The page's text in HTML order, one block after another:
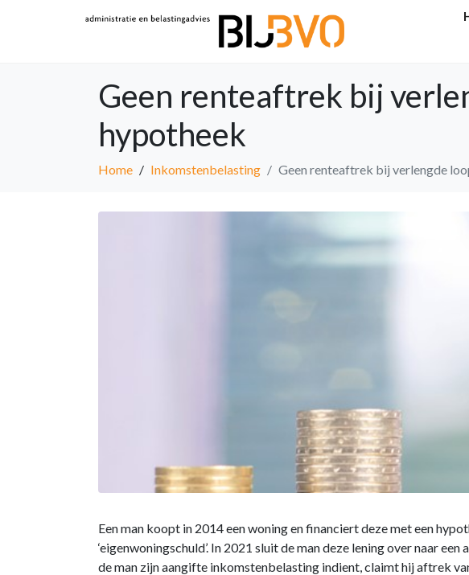
Geen renteaftrek bij
hypotheek
Home Inkomstenbelasting Geen renteaftrek bij verlengde
Een man koopt in 2014 een woning en financiert deze met een
‘eigenwoningschuld’. In 2021 sluit de man deze lening over naar
de man zijn aangifte inkomstenbelasting indient, claimt hij aftrek